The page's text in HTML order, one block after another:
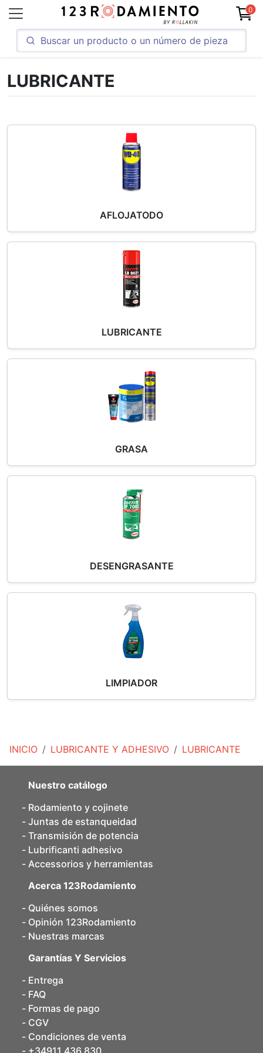
0
INICIO LUBRICANTE Y ADHESIVO LUBRICANTE
LUBRICANTE
AFLOJATODO
LUBRICANTE
GRASA
DESENGRASANTE
LIMPIADOR
Nuestro catálogo
Rodamiento y cojinete
Juntas de estanqueidad
Transmisión de potencia
Lubrificanti adhesivo
Accessorios y herramientas
Acerca 123Rodamiento
Quiénes somos
Opinión 123Rodamiento
Nuestras marcas
Garantías Y Servicios
Entrega
FAQ
Formas de pago
CGV
Condiciones de venta
+34911 436 830